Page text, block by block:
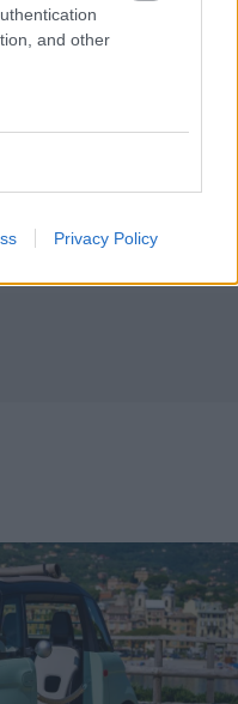
and other
Privacy Policy